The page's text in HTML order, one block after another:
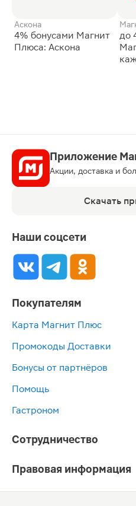
Аскона
4% бонусами Магнит
Плюса: Аскона
до
Приложение
Акции, доставка и
Скачать
Наши соцсети
Покупателям
Карта Магнит Плюс
Промокоды Доставки
Бонусы от партнёров
Помощь
Гастроном
Сотрудничество
Правовая информация